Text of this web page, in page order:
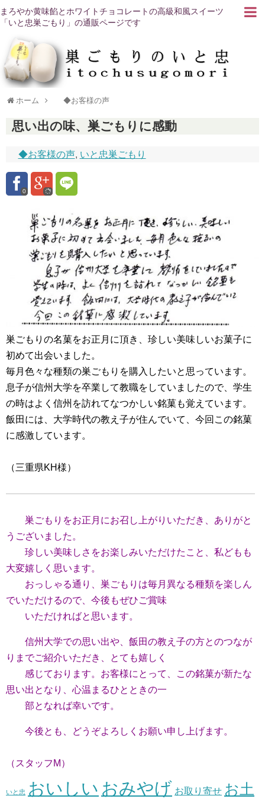
まろやか黄味餡とホワイトチョコレートの高級和風スイーツ
「いと忠巣ごもり」の通販ページです
ホーム ◆お客様の声
思い出の味、巣ごもりに感動
◆お客様の声, いと忠巣ごもり
0
巣ごもりの名菓をお正月に頂き、珍しい美味しいお菓子に
初めて出会いました。
毎月色々な種類の巣ごもりを購入したいと思っています。
息子が信州大学を卒業して教職をしていましたので、学生
の時はよく信州を訪れてなつかしい銘菓も覚えています。
飯田には、大学時代の教え子が住んでいて、今回この銘菓
に感激しています。
（三重県KH様）
巣ごもりをお正月にお召し上がりいただき、ありがと
うございました。
珍しい美味しさをお楽しみいただけたこと、私どもも
大変嬉しく思います。
おっしゃる通り、巣ごもりは毎月異なる種類を楽しん
でいただけるので、今後もぜひご賞味
いただければと思います。
信州大学での思い出や、飯田の教え子の方とのつなが
りまでご紹介いただき、とても嬉しく
感じております。お客様にとって、この銘菓が新たな
思い出となり、心温まるひとときの一
部となれば幸いです。
今後とも、どうぞよろしくお願い申し上げます。
（スタッフM）
いと忠 おいしい おみやげ お取り寄せ お土